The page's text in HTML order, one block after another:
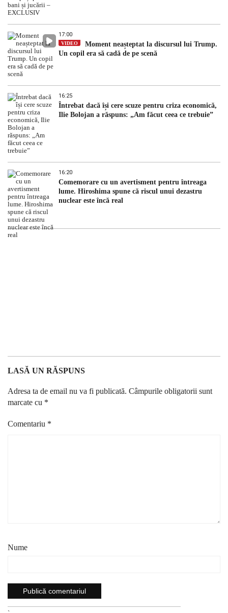
17:00
VIDEO
Moment neașteptat la discursul lui Trump.
Un copil era să cadă de pe scenă
16:25
Întrebat dacă își cere scuze pentru criza economică,
Ilie Bolojan a răspuns: „Am făcut ceea ce trebuie”
16:20
Comemorare cu un avertisment pentru întreaga
lume. Hiroshima spune că riscul unui dezastru
nuclear este încă real
LASĂ UN RĂSPUNS
Adresa ta de email nu va fi publicată. Câmpurile obligatorii sunt
marcate cu *
Comentariu *
Nume